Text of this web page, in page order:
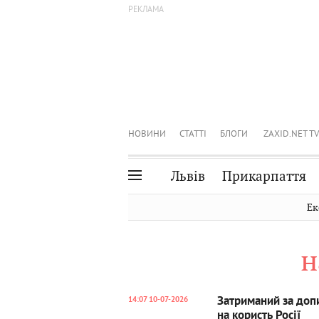
НОВИНИ СТАТТІ БЛОГИ ZAXID.NET TV
Львів Прикарпаття
14:07 10-07-2026
Затриманий за
на користь Росії